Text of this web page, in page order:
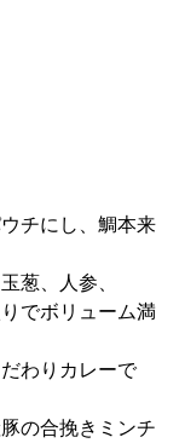
チにし、鯛本来
葱、人参、
でボリューム満
わりカレーで
の合挽きミンチ